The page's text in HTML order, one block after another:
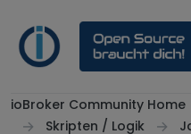
ioBroker Community Home
Skripten / Logik